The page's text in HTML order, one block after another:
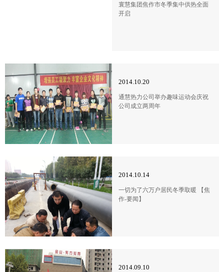
寰慧集团焦作市冬季集中供热全面
开启
2014.10.20
通慧热力公司举办趣味运动会庆祝
公司成立两周年
2014.10.14
一切为了六万户居民冬季取暖 【焦
作-要闻】
2014.09.10